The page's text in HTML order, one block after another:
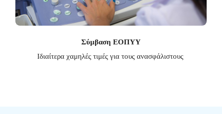
Σύμβαση ΕΟΠΥΥ
Ιδιαίτερα χαμηλές τιμές για τους ανασφάλιστους